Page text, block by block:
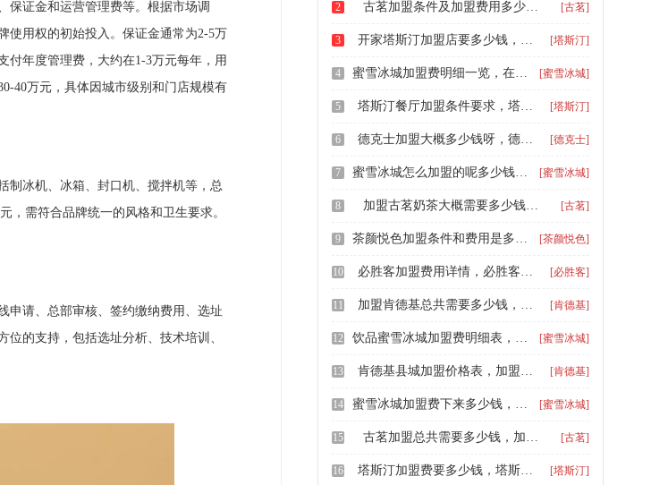
证金和运营管理费等。根据市场调
使用权的初始投入。保证金通常为2-5万
付年度管理费，大约在1-3万元每年，用
40万元，具体因城市级别和门店规模有
冰机、冰箱、封口机、搅拌机等，总
，需符合品牌统一的风格和卫生要求。
请、总部审核、签约缴纳费用、选址
的支持，包括选址分析、技术培训、
2 古茗加盟条件及加盟费用多少，怎么加盟古茗奶茶店 [古茗]
3 开家塔斯汀加盟店要多少钱，塔斯汀开店的加盟费用 [塔斯汀]
4 蜜雪冰城加盟费明细一览，在镇上开蜜雪冰城的大致费用 [蜜雪冰城]
5 塔斯汀餐厅加盟条件要求，塔斯汀加盟一共需要多少万元 [塔斯汀]
6 德克士加盟大概多少钱呀，德克士多少钱怎么加盟 [德克士]
7 蜜雪冰城怎么加盟的呢多少钱，加盟蜜雪冰城费用怎么这么高 [蜜雪冰城]
8 加盟古茗奶茶大概需要多少钱，古茗奶茶加盟条件及费用分析 [古茗]
9 茶颜悦色加盟条件和费用是多少，茶颜悦色加盟费需要多少钱 [茶颜悦色]
10 必胜客加盟费用详情，必胜客加盟条件是哪些 [必胜客]
11 加盟肯德基总共需要多少钱，肯德基加盟条件有什么2025 [肯德基]
12 饮品蜜雪冰城加盟费明细表，加盟蜜雪冰城需要钱吗 [蜜雪冰城]
13 肯德基县城加盟价格表，加盟肯德基大概需要多少钱 [肯德基]
14 蜜雪冰城加盟费下来多少钱，蜜雪冰城加盟费的明细 [蜜雪冰城]
15 古茗加盟总共需要多少钱，加盟古茗奶茶大概需要多少钱 [古茗]
16 塔斯汀加盟费要多少钱，塔斯汀加盟费及加盟条件 [塔斯汀]